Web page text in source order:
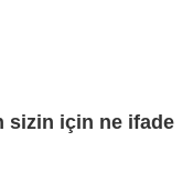
sizin için ne ifade